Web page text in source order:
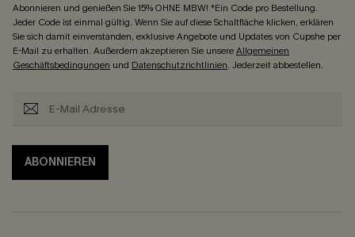
Abonnieren und genießen Sie 15% OHNE MBW! *Ein Code pro Bestellung.
Jeder Code ist einmal gültig. Wenn Sie auf diese Schaltfläche klicken, erklären
Sie sich damit einverstanden, exklusive Angebote und Updates von Cupshe per
E-Mail zu erhalten. Außerdem akzeptieren Sie unsereAllgemeinen
Geschäftsbedingungen und Datenschutzrichtlinien. Jederzeit abbestellen.
ABONNIEREN